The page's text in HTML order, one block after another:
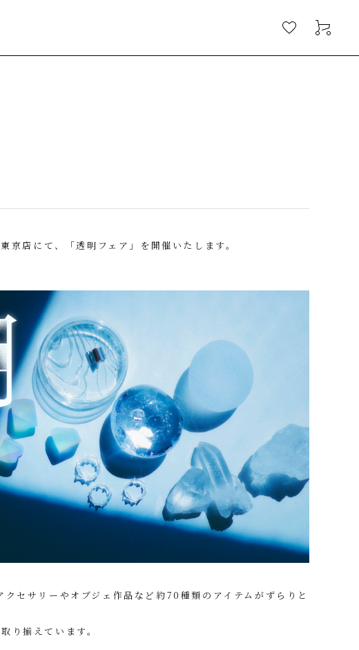
店にて、「透明フェア」を開催いたします。
セサリーやオブジェ作品など約70種類のアイテムがずらりと
り揃えています。